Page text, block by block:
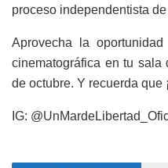
proceso independentista
Aprovecha la
cinematográfica en tu
de octubre. Y recuerda que
IG: